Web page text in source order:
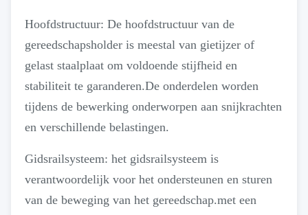
Hoofdstructuur: De hoofdstructuur van de
gereedschapsholder is meestal van gietijzer of
gelast staalplaat om voldoende stijfheid en
stabiliteit te garanderen.De onderdelen worden
tijdens de bewerking onderworpen aan snijkrachten
en verschillende belastingen.
Gidsrailsysteem: het gidsrailsysteem is
verantwoordelijk voor het ondersteunen en sturen
van de beweging van het gereedschap.met een